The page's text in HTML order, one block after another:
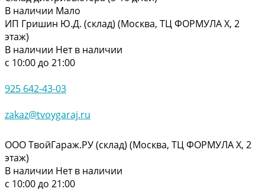
В наличии Мало
ИП Гришин Ю.Д. (склад) (Москва, ТЦ ФОРМУЛА Х, 2
этаж)
В наличии Нет в наличии
с 10:00 до 21:00
925 642-43-03
zakaz@tvoygaraj.ru
ООО ТвойГараж.РУ (склад) (Москва, ТЦ ФОРМУЛА Х, 2
этаж)
В наличии Нет в наличии
с 10:00 до 21:00